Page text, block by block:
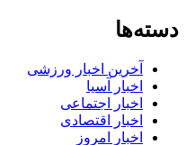
دسته‌ها
آخرین اخبار ورزشی
اخبار آسیا
اخبار اجتماعی
اخبار اقتصادی
اخبار امروز